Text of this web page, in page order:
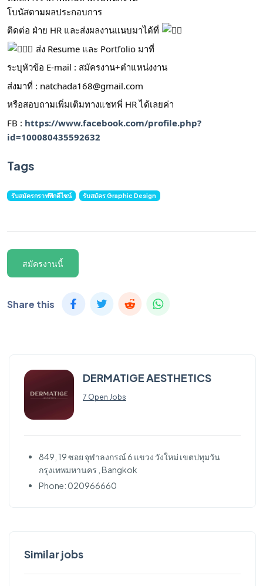
โบนัสตามผลประกอบการ
ติดต่อ ฝ่าย HR และส่งผลงานแนบมาได้ที่
ส่ง Resume และ Portfolio มาที่
ระบุหัวข้อ E-mail : สมัครงาน+ตำแหน่งงาน
ส่งมาที่ : natchada168@gmail.com
หรือสอบถามเพิ่มเติมทางแชทพี่ HR ได้เลยค่า
FB : https://www.facebook.com/profile.php?
id=100080435592632
Tags
รับสมัครกราฟฟิกดีไซน์ รับสมัคร Graphic Design
สมัครงานนี้
Share this
DERMATIGE AESTHETICS
7 Open Jobs
849, 19 ซอย จุฬาลงกรณ์ 6 แขวง วังใหม่ เขตปทุมวัน
กรุงเทพมหานคร , Bangkok
Phone: 020966660
Similar jobs